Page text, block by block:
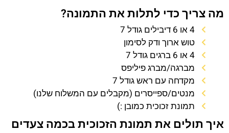
מה צריך כדי לתלות את התמונה?
4 או 6 דיבילים גודל 7
טוש ארוך ודק לסימון
4 או 6 ברגים גודל 7
מברגה/מברג פיליפס
מקדחה עם ראש גודל 7
מנטים/ספייסרים (מקבלים עם המשלוח שלנו)
תמונת זכוכית כמובן :)
איך תולים את תמונת הזכוכית בכמה צעדים